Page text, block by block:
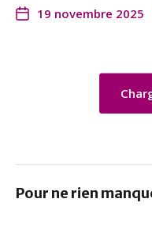
19 novembre 2025
Pour ne rien